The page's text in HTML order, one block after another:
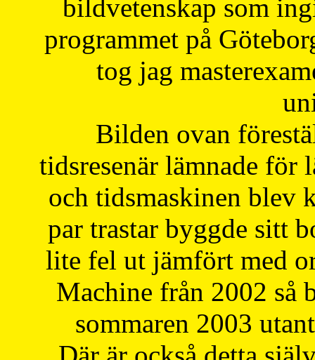
bildvetenskap som
programmet på
tog jag
Bilden ovan
tidsresenär lämnade för
och tidsmaskinen blev
par trastar byggde sitt
lite fel ut jämfört med
Machine från 2002 så
sommaren 2003